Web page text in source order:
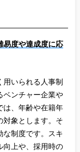
易度や達成度に応
用いられる人事制
ベンチャー企業や
は、年齢や在籍年
対象とします。そ
な制度です。スキ
向上や、採用時の